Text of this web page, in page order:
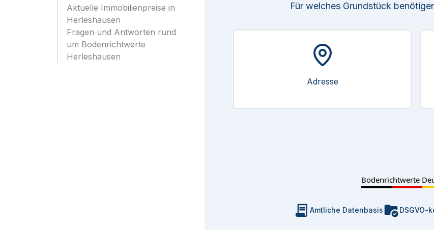
Aktuelle Immobilienpreise in
Herleshausen
Fragen und Antworten rund
um Bodenrichtwerte
Herleshausen
Für welches Grundstück
Adresse
Bodenrichtwerte
Amtliche Datenbasis DSGVO-